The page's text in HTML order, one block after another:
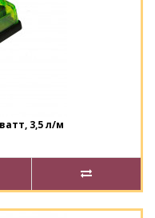
3,5 л/м